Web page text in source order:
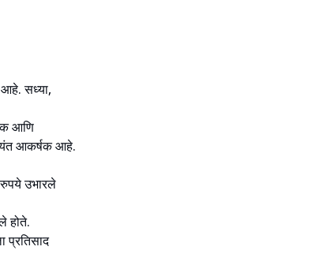
आहे. सध्या,
आणि
आकर्षक आहे.
उभारले
होते.
प्रतिसाद